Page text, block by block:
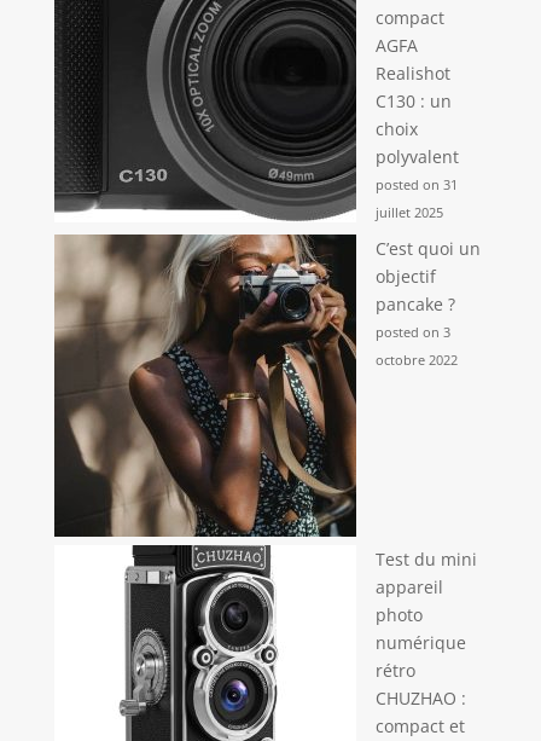
compact
AGFA
Realishot
C130 : un
choix
polyvalent
posted on 31
juillet 2025
C’est quoi un
objectif
pancake ?
posted on 3
octobre 2022
Test du mini
appareil
photo
numérique
rétro
CHUZHAO :
compact et